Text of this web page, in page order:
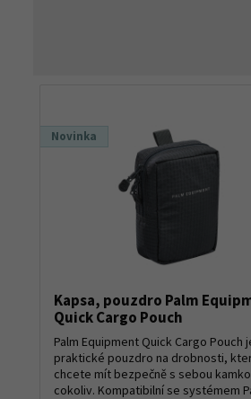
Novinka
Kapsa, pouzdro Palm
Quick Cargo Pouch
Palm Equipment Quick Cargo Pouch
praktické pouzdro na drobnosti,
chcete mít bezpečně s sebou
cokoliv. Kompatibilní se systémem